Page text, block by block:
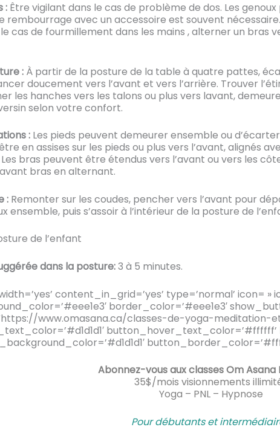
: Être vigilant dans le cas de problème de dos. Les
rembourrage avec un accessoire est souvent
cas de fourmillement dans les mains , alterner un bras
: À partir de la posture de la table à quatre pattes,
doucement vers l’avant et vers l’arrière. Trouver
les hanches vers les talons ou plus vers lavant,
selon votre confort.
: Les pieds peuvent demeurer ensemble ou
en assises sur les pieds ou plus vers l’avant, alignés
Les bras peuvent être étendus vers l’avant ou vers les
bras en alternant.
: Remonter sur les coudes, pencher vers l’avant pour
ensemble, puis s’assoir à l’intérieur de la posture de
de l’enfant
dans la posture:3 à 5 minutes.
content_in_grid=’yes’ type=’normal’ icon=
border_color=’#eee1e3′
www.omasana.ca/classes-de-yoga-meditation-
button_hover_text_color=’#ffffff’
Abonnez-vous aux classes Om Asana
35$/mois visionnements
Yoga – PNL – Hypnose
Pour débutants et